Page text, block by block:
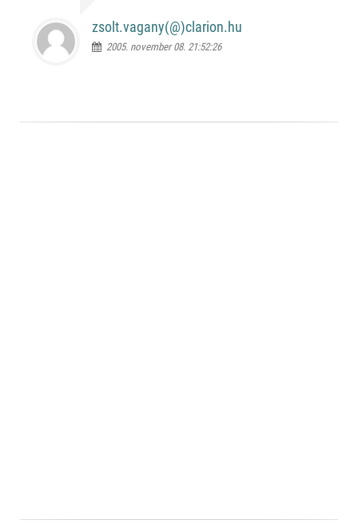
zsolt.vagany(@)clarion.hu
2005. november 08. 21:52:26